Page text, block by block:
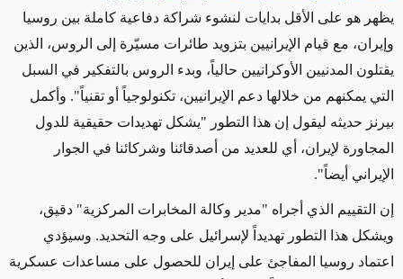
يظهر هو على الأقل بدايات لنشوء شراكة دفاعية كاملة بين روسيا
وإيران، مع قيام الإيرانيين بتزويد طائرات مسيّرة إلى الروس، الذين
يقتلون المدنيين الأوكرانيين حالياً، وبدء الروس بالتفكير في السبل
التي يمكنهم من خلالها دعم الإيرانيين، تكنولوجياً أو تقنياً". وأكمل
بيرنز حديثه ليقول إن هذا التطور "يشكل تهديدات حقيقية للدول
المجاورة لإيران، أي للعديد من أصدقائنا وشركائنا في الجوار
الإيراني أيضاً".
إن التقييم الذي أجراه "مدير وكالة المخابرات المركزية" دقيق،
ويشكل هذا التطور تهديداً لإسرائيل على وجه التحديد. وسيؤدي
اعتماد روسيا المفاجئ على إيران للحصول على مساعدات عسكرية